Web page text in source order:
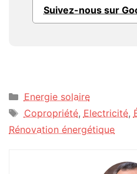
Suivez-nous sur
Catégories
Energie solaire
Étiquettes
Copropriété, Electricité,
Rénovation énergétique